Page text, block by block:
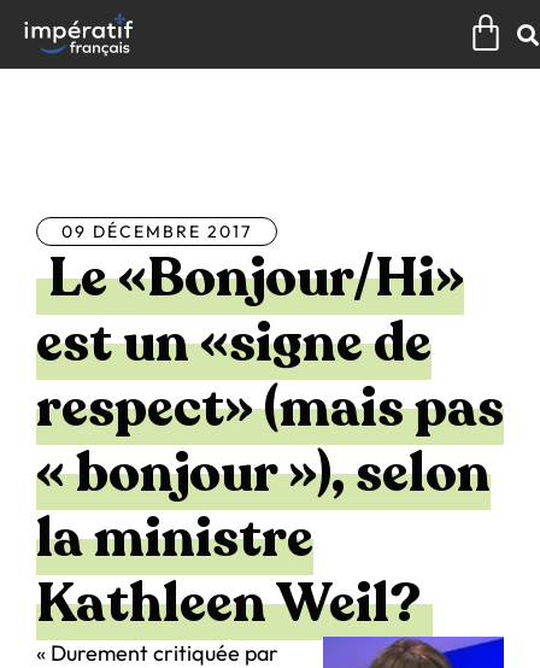
contenu
09 DÉCEMBRE 2017
Le «Bonjour/Hi»
est un «signe de
respect» (mais pas
« bonjour »), selon
la ministre
Kathleen Weil?
« Durement critiquée par